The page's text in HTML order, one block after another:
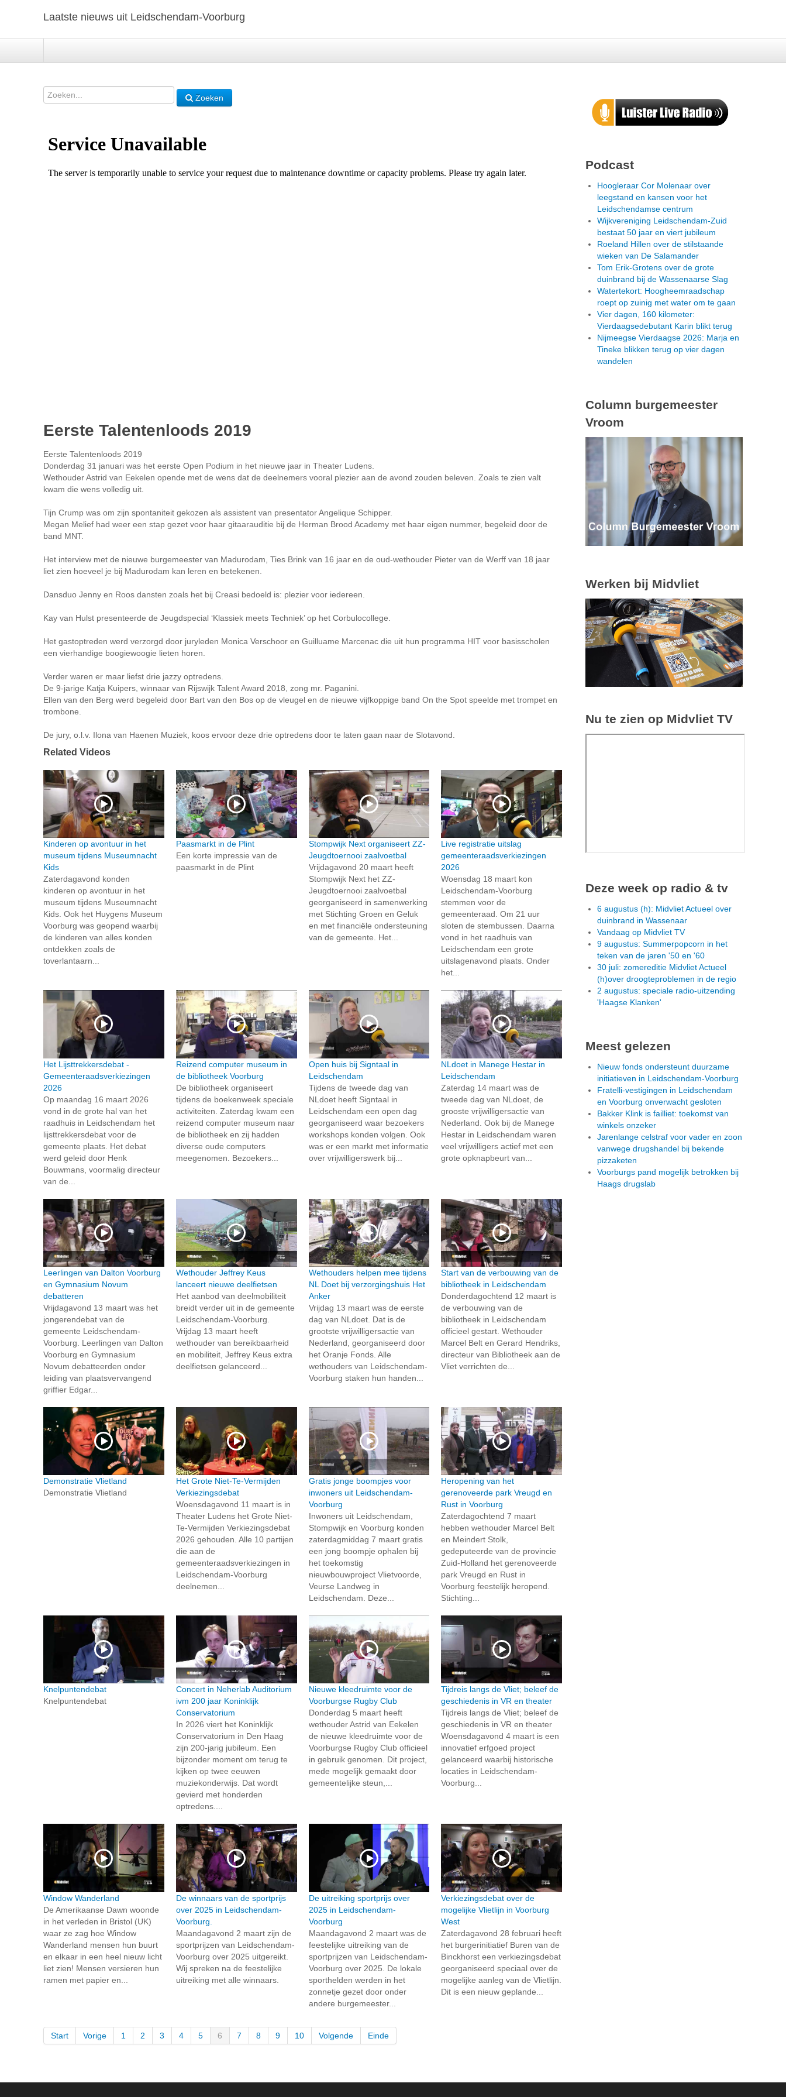
Laatste nieuws uit Leidschendam-Voorburg
Zoeken
Eerste Talentenloods 2019
Eerste Talentenloods 2019
Donderdag 31 januari was het eerste Open Podium in het nieuwe jaar in Theater Ludens.
Wethouder Astrid van Eekelen opende met de wens dat de deelnemers vooral plezier aan de avond zouden beleven. Zoals te zien valt
kwam die wens volledig uit.
Tijn Crump was om zijn spontaniteit gekozen als assistent van presentator Angelique Schipper.
Megan Melief had weer een stap gezet voor haar gitaarauditie bij de Herman Brood Academy met haar eigen nummer, begeleid door de
band MNT.
Het interview met de nieuwe burgemeester van Madurodam, Ties Brink van 16 jaar en de oud-wethouder Pieter van de Werff van 18 jaar
liet zien hoeveel je bij Madurodam kan leren en betekenen.
Dansduo Jenny en Roos dansten zoals het bij Creasi bedoeld is: plezier voor iedereen.
Kay van Hulst presenteerde de Jeugdspecial ‘Klassiek meets Techniek’ op het Corbulocollege.
Het gastoptreden werd verzorgd door juryleden Monica Verschoor en Guilluame Marcenac die uit hun programma HIT voor basisscholen
een vierhandige boogiewoogie lieten horen.
Verder waren er maar liefst drie jazzy optredens.
De 9-jarige Katja Kuipers, winnaar van Rijswijk Talent Award 2018, zong mr. Paganini.
Ellen van den Berg werd begeleid door Bart van den Bos op de vleugel en de nieuwe vijfkoppige band On the Spot speelde met trompet en
trombone.
De jury, o.l.v. Ilona van Haenen Muziek, koos ervoor deze drie optredens door te laten gaan naar de Slotavond.
Related Videos
Kinderen op avontuur in het
museum tijdens Museumnacht
Kids
Zaterdagavond konden
kinderen op avontuur in het
museum tijdens Museumnacht
Kids. Ook het Huygens Museum
Voorburg was geopend waarbij
de kinderen van alles konden
ontdekken zoals de
toverlantaarn...
Paasmarkt in de Plint
Een korte impressie van de
paasmarkt in de Plint
Stompwijk Next organiseert ZZ-
Jeugdtoernooi zaalvoetbal
Vrijdagavond 20 maart heeft
Stompwijk Next het ZZ-
Jeugdtoernooi zaalvoetbal
georganiseerd in samenwerking
met Stichting Groen en Geluk
en met financiële ondersteuning
van de gemeente. Het...
Live registratie uitslag
gemeenteraadsverkiezingen
2026
Woensdag 18 maart kon
Leidschendam-Voorburg
stemmen voor de
gemeenteraad. Om 21 uur
sloten de stembussen. Daarna
vond in het raadhuis van
Leidschendam een grote
uitslagenavond plaats. Onder
het...
Het Lijsttrekkersdebat -
Gemeenteraadsverkiezingen
2026
Op maandag 16 maart 2026
vond in de grote hal van het
raadhuis in Leidschendam het
lijsttrekkersdebat voor de
gemeente plaats. Het debat
werd geleid door Henk
Bouwmans, voormalig directeur
van de...
Reizend computer museum in
de bibliotheek Voorburg
De bibliotheek organiseert
tijdens de boekenweek speciale
activiteiten. Zaterdag kwam een
reizend computer museum naar
de bibliotheek en zij hadden
diverse oude computers
meegenomen. Bezoekers...
Open huis bij Signtaal in
Leidschendam
Tijdens de tweede dag van
NLdoet heeft Signtaal in
Leidschendam een open dag
georganiseerd waar bezoekers
workshops konden volgen. Ook
was er een markt met informatie
over vrijwilligerswerk bij...
NLdoet in Manege Hestar in
Leidschendam
Zaterdag 14 maart was de
tweede dag van NLdoet, de
grooste vrijwilligersactie van
Nederland. Ook bij de Manege
Hestar in Leidschendam waren
veel vrijwilligers actief met een
grote opknapbeurt van...
Leerlingen van Dalton Voorburg
en Gymnasium Novum
debatteren
Vrijdagavond 13 maart was het
jongerendebat van de
gemeente Leidschendam-
Voorburg. Leerlingen van Dalton
Voorburg en Gymnasium
Novum debatteerden onder
leiding van plaatsvervangend
griffier Edgar...
Wethouder Jeffrey Keus
lanceert nieuwe deelfietsen
Het aanbod van deelmobiliteit
breidt verder uit in de gemeente
Leidschendam-Voorburg.
Vrijdag 13 maart heeft
wethouder van bereikbaarheid
en mobiliteit, Jeffrey Keus extra
deelfietsen gelanceerd...
Wethouders helpen mee tijdens
NL Doet bij verzorgingshuis Het
Anker
Vrijdag 13 maart was de eerste
dag van NLdoet. Dat is de
grootste vrijwilligersactie van
Nederland, georganiseerd door
het Oranje Fonds. Alle
wethouders van Leidschendam-
Voorburg staken hun handen...
Start van de verbouwing van de
bibliotheek in Leidschendam
Donderdagochtend 12 maart is
de verbouwing van de
bibliotheek in Leidschendam
officieel gestart. Wethouder
Marcel Belt en Gerard Hendriks,
directeur van Bibliotheek aan de
Vliet verrichten de...
Demonstratie Vlietland
Demonstratie Vlietland
Het Grote Niet-Te-Vermijden
Verkiezingsdebat
Woensdagavond 11 maart is in
Theater Ludens het Grote Niet-
Te-Vermijden Verkiezingsdebat
2026 gehouden. Alle 10 partijen
die aan de
gemeenteraadsverkiezingen in
Leidschendam-Voorburg
deelnemen...
Gratis jonge boompjes voor
inwoners uit Leidschendam-
Voorburg
Inwoners uit Leidschendam,
Stompwijk en Voorburg konden
zaterdagmiddag 7 maart gratis
een jong boompje ophalen bij
het toekomstig
nieuwbouwproject Vlietvoorde,
Veurse Landweg in
Leidschendam. Deze...
Heropening van het
gerenoveerde park Vreugd en
Rust in Voorburg
Zaterdagochtend 7 maart
hebben wethouder Marcel Belt
en Meindert Stolk,
gedeputeerde van de provincie
Zuid-Holland het gerenoveerde
park Vreugd en Rust in
Voorburg feestelijk heropend.
Stichting...
Knelpuntendebat
Knelpuntendebat
Concert in Neherlab Auditorium
ivm 200 jaar Koninklijk
Conservatorium
In 2026 viert het Koninklijk
Conservatorium in Den Haag
zijn 200-jarig jubileum. Een
bijzonder moment om terug te
kijken op twee eeuwen
muziekonderwijs. Dat wordt
gevierd met honderden
optredens....
Nieuwe kleedruimte voor de
Voorburgse Rugby Club
Donderdag 5 maart heeft
wethouder Astrid van Eekelen
de nieuwe kleedruimte voor de
Voorburgse Rugby Club officieel
in gebruik genomen. Dit project,
mede mogelijk gemaakt door
gemeentelijke steun,...
Tijdreis langs de Vliet; beleef de
geschiedenis in VR en theater
Tijdreis langs de Vliet; beleef de
geschiedenis in VR en theater
Woensdagavond 4 maart is een
innovatief erfgoed project
gelanceerd waarbij historische
locaties in Leidschendam-
Voorburg...
Window Wanderland
De Amerikaanse Dawn woonde
in het verleden in Bristol (UK)
waar ze zag hoe Window
Wanderland mensen hun buurt
en elkaar in een heel nieuw licht
liet zien! Mensen versieren hun
ramen met papier en...
De winnaars van de sportprijs
over 2025 in Leidschendam-
Voorburg.
Maandagavond 2 maart zijn de
sportprijzen van Leidschendam-
Voorburg over 2025 uitgereikt.
Wij spreken na de feestelijke
uitreiking met alle winnaars.
De uitreiking sportprijs over
2025 in Leidschendam-
Voorburg
Maandagavond 2 maart was de
feestelijke uitreiking van de
sportprijzen van Leidschendam-
Voorburg over 2025. De lokale
sporthelden werden in het
zonnetje gezet door onder
andere burgemeester...
Verkiezingsdebat over de
mogelijke Vlietlijn in Voorburg
West
Zaterdagavond 28 februari heeft
het burgerinitiatief Buren van de
Binckhorst een verkiezingsdebat
georganiseerd speciaal over de
mogelijke aanleg van de Vlietlijn.
Dit is een nieuw geplande...
Start Vorige 1 2 3 4 5 6 7 8 9 10 Volgende Einde
Podcast
Hoogleraar Cor Molenaar over
leegstand en kansen voor het
Leidschendamse centrum
Wijkvereniging Leidschendam-Zuid
bestaat 50 jaar en viert jubileum
Roeland Hillen over de stilstaande
wieken van De Salamander
Tom Erik-Grotens over de grote
duinbrand bij de Wassenaarse Slag
Watertekort: Hoogheemraadschap
roept op zuinig met water om te gaan
Vier dagen, 160 kilometer:
Vierdaagsedebutant Karin blikt terug
Nijmeegse Vierdaagse 2026: Marja en
Tineke blikken terug op vier dagen
wandelen
Column burgemeester
Vroom
Werken bij Midvliet
Nu te zien op Midvliet TV
Deze week op radio & tv
6 augustus (h): Midvliet Actueel over
duinbrand in Wassenaar
Vandaag op Midvliet TV
9 augustus: Summerpopcorn in het
teken van de jaren '50 en '60
30 juli: zomereditie Midvliet Actueel
(h)over droogteproblemen in de regio
2 augustus: speciale radio-uitzending
'Haagse Klanken'
Meest gelezen
Nieuw fonds ondersteunt duurzame
initiatieven in Leidschendam-Voorburg
Fratelli-vestigingen in Leidschendam
en Voorburg onverwacht gesloten
Bakker Klink is failliet: toekomst van
winkels onzeker
Jarenlange celstraf voor vader en zoon
vanwege drugshandel bij bekende
pizzaketen
Voorburgs pand mogelijk betrokken bij
Haags drugslab